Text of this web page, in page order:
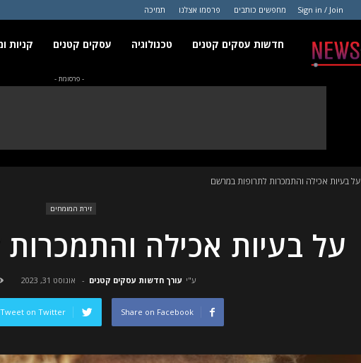
Sign in / Join מחפשים כותבים פרסמו אצלנו תמיכה
חדשות
חדשות עסקים קטנים טכנולוגיה עסקים קטנים קניות
- פרסומת -
על בעיות אכילה והתמכרות לתרופות במרשם
זירת המומחים
על בעיות אכילה
ע"י עורך חדשות עסקים קטנים - אוגוסט 31, 2023
Share on Facebook
Tweet on Twitter